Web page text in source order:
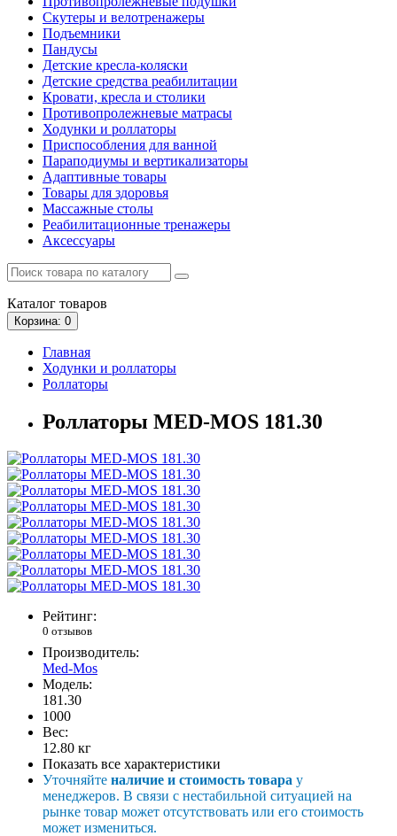
Скутеры и велотренажеры
Подъемники
Пандусы
Детские кресла-коляски
Детские средства реабилитации
Кровати, кресла и столики
Противопролежневые матрасы
Ходунки и роллаторы
Приспособления для ванной
Параподиумы и вертикализаторы
Адаптивные товары
Товары для здоровья
Массажные столы
Реабилитационные тренажеры
Аксессуары
Каталог товаров
Корзина: 0
Главная
Ходунки и роллаторы
Роллаторы
Роллаторы MED-MOS 181.30
Рейтинг:
0 отзывов
Производитель:
Med-Mos
Модель:
181.30
1000
Вес:
12.80 кг
Показать все характеристики
Уточняйте наличие и стоимость товара у
менеджеров. В связи с нестабильной ситуацией на
рынке товар может отсутствовать или его стоимость
может измениться.